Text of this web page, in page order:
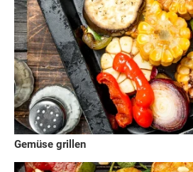
Gemüse grillen